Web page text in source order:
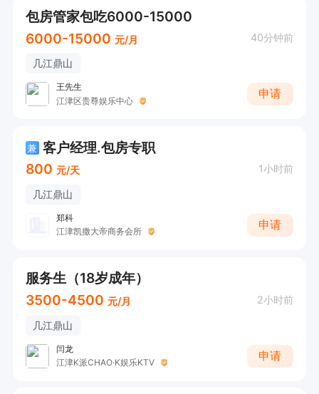
包房管家包吃6000-15000
6000-15000 元/月 40分钟前
几江鼎山
王先生
江津区贵尊娱乐中心
申请
兼 客户经理.包房专职
800 元/天 1小时前
几江鼎山
郑科
江津凯撒大帝商务会所
申请
服务生（18岁成年）
3500-4500 元/月 2小时前
几江鼎山
闫龙
江津K派CHAO·K娱乐KTV
申请